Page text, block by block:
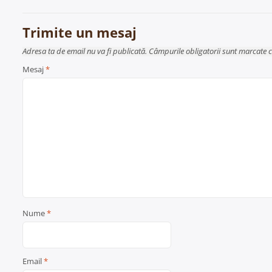
articole
Trimite un mesaj
Adresa ta de email nu va fi publicată. Câmpurile obligatorii sunt marcate
Mesaj*
Nume*
Email*